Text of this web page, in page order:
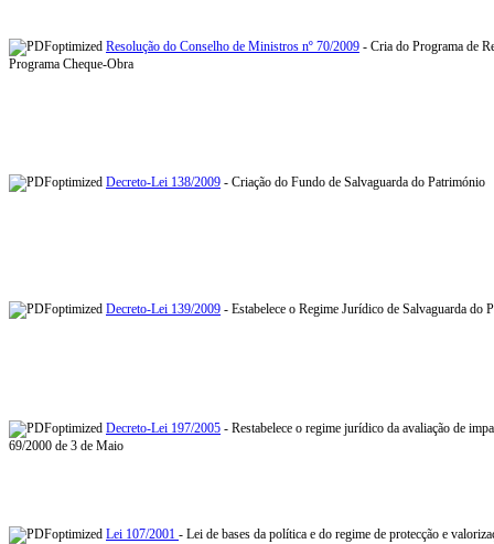
Resolução do Conselho de Ministros nº 70/2009 - Cria do Programa de
Programa Cheque-Obra
Decreto-Lei 138/2009 - Criação do Fundo de Salvaguarda do Património
Decreto-Lei 139/2009 - Estabelece o Regime Jurídico de Salvaguarda do
Decreto-Lei 197/2005 - Restabelece o regime jurídico da avaliação de
69/2000 de 3 de Maio
Lei 107/2001 - Lei de bases da política e do regime de protecção e